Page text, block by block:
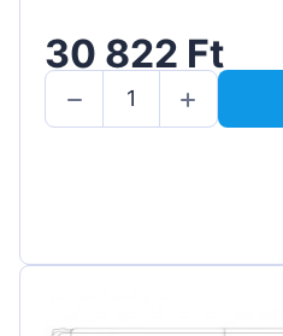
30 822 Ft